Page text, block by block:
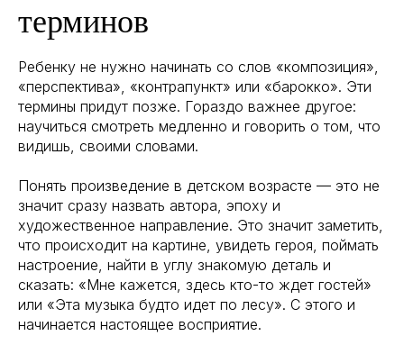
терминов
Ребенку не нужно начинать со слов «композиция»,
«перспектива», «контрапункт» или «барокко». Эти
термины придут позже. Гораздо важнее другое:
научиться смотреть медленно и говорить о том, что
видишь, своими словами.
Понять произведение в детском возрасте — это не
значит сразу назвать автора, эпоху и
художественное направление. Это значит заметить,
что происходит на картине, увидеть героя, поймать
настроение, найти в углу знакомую деталь и
сказать: «Мне кажется, здесь кто-то ждет гостей»
или «Эта музыка будто идет по лесу». С этого и
начинается настоящее восприятие.